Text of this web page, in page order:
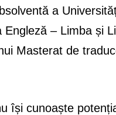
a
– Limba și
Masterat de
își cunoaște